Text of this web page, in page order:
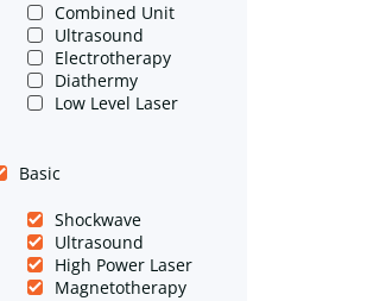
Combined Unit
Ultrasound
Electrotherapy
Diathermy
Low Level Laser
Basic
Shockwave
Ultrasound
High Power Laser
Magnetotherapy